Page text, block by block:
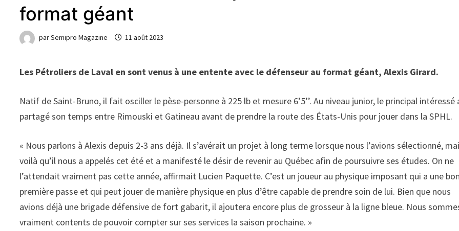
format géant
parSemipro Magazine 11 août 2023
Les Pétroliers de Laval en sont venus à une entente avec le défenseur au format géant, Alexis Girard.
Natif de Saint-Bruno, il fait osciller le pèse-personne à 225 lb et mesure 6’5’’. Au niveau junior, le principal intéressé
partagé son temps entre Rimouski et Gatineau avant de prendre la route des États-Unis pour jouer dans la SPHL.
« Nous parlons à Alexis depuis 2-3 ans déjà. Il s’avérait un projet à long terme lorsque nous l’avions sélectionné,
voilà qu’il nous a appelés cet été et a manifesté le désir de revenir au Québec afin de poursuivre ses études. On ne
l’attendait vraiment pas cette année, affirmait Lucien Paquette. C’est un joueur au physique imposant qui a une
première passe et qui peut jouer de manière physique en plus d’être capable de prendre soin de lui. Bien que nous
avions déjà une brigade défensive de fort gabarit, il ajoutera encore plus de grosseur à la ligne bleue. Nous
vraiment contents de pouvoir compter sur ses services la saison prochaine. »